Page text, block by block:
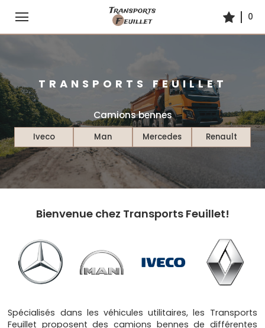
Camions bennes
Contact
0
TRANSPORTS FEUILLET
Camions bennes
Iveco Man Mercedes Renault
Bienvenue chez Transports Feuillet!
Spécialisés dans les véhicules utilitaires, les Transports
Feuillet proposent des camions bennes de différentes